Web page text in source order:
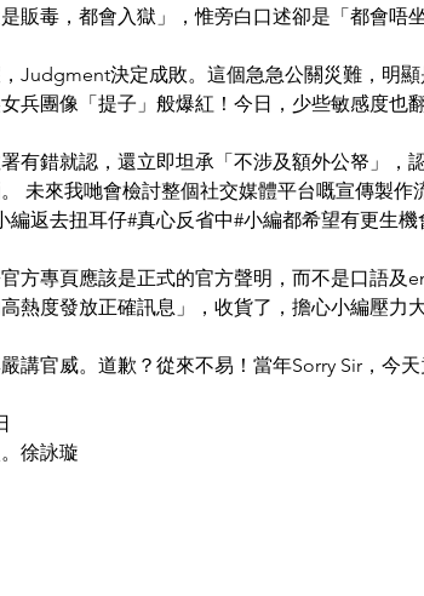
是販毒，都會入獄」，惟旁白口述卻是「都會唔
Judgment決定成敗。這個急急公關災難，明
兵團像「提子」般爆紅！今日，少些敏感度也
有錯就認，還立即坦承「不涉及額外公帑」，
。 未來我哋會檢討整個社交媒體平台嘅宣傳製
編返去扭耳仔#真心反省中#小編都希望有更生機
方專頁應該是正式的官方聲明，而不是口語及
熱度發放正確訊息」，收貨了，擔心小編壓力
講官威。道歉？從來不易！當年Sorry Sir，今天
徐詠璇